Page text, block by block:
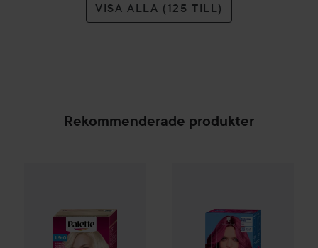
VISA ALLA (125 TILL)
Rekommenderade produkter